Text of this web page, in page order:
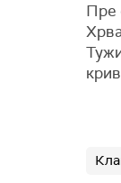
Пре